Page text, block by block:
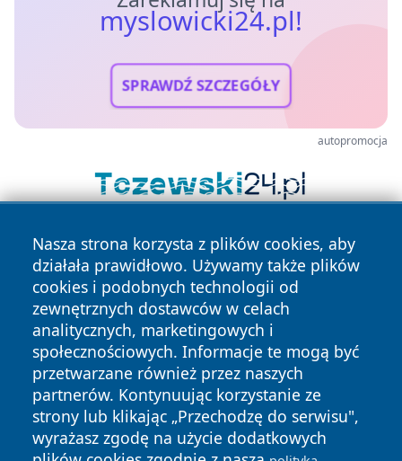
myslowicki24.pl!
SPRAWDŹ SZCZEGÓŁY
autopromocja
Nasza strona korzysta z plików cookies, aby
działała prawidłowo. Używamy także plików
cookies i podobnych technologii od
zewnętrznych dostawców w celach
analitycznych, marketingowych i
społecznościowych. Informacje te mogą być
przetwarzane również przez naszych
partnerów. Kontynuując korzystanie ze
strony lub klikając „Przechodzę do serwisu",
wyrażasz zgodę na użycie dodatkowych
Copyright © 2026 myslowicki24.pl Wszystkie prawa
zastrzeżone.
News Autorzy
Polityka
Prywatności
Polityka
Cookies